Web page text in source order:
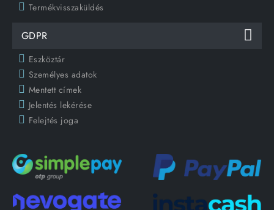
Termékvisszaküldés
GDPR
Eszköztár
Személyes adatok
Mentett címek
Jelentés lekérése
Felejtés joga